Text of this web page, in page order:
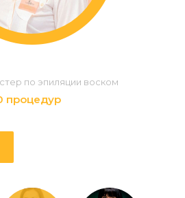
по эпиляции воском
процедур